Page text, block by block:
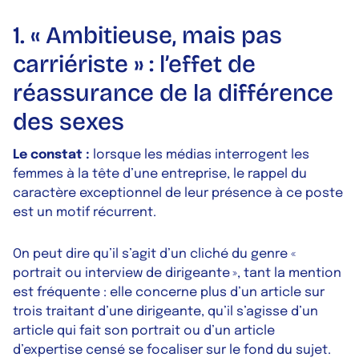
1. « Ambitieuse, mais pas
carriériste » : l’effet de
réassurance de la différence
des sexes
Le constat : lorsque les médias interrogent les
femmes à la tête d’une entreprise, le rappel du
caractère exceptionnel de leur présence à ce poste
est un motif récurrent.
On peut dire qu’il s’agit d’un cliché du genre «
portrait ou interview de dirigeante », tant la mention
est fréquente : elle concerne plus d’un article sur
trois traitant d’une dirigeante, qu’il s’agisse d’un
article qui fait son portrait ou d’un article
d’expertise censé se focaliser sur le fond du sujet.